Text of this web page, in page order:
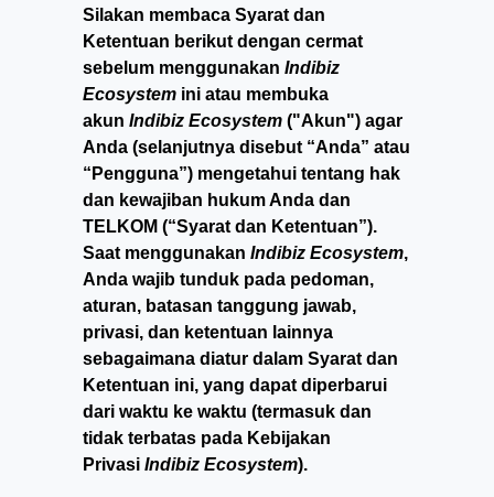
Silakan membaca Syarat dan
Ketentuan berikut dengan cermat
sebelum menggunakan Indibiz
Ecosystem ini atau membuka
akun Indibiz Ecosystem ("Akun") agar
Anda (selanjutnya disebut “Anda” atau
“Pengguna”) mengetahui tentang hak
dan kewajiban hukum Anda dan
TELKOM (“Syarat dan Ketentuan”).
Saat menggunakan Indibiz Ecosystem,
Anda wajib tunduk pada pedoman,
aturan, batasan tanggung jawab,
privasi, dan ketentuan lainnya
sebagaimana diatur dalam Syarat dan
Ketentuan ini, yang dapat diperbarui
dari waktu ke waktu (termasuk dan
tidak terbatas pada Kebijakan
Privasi Indibiz Ecosystem).